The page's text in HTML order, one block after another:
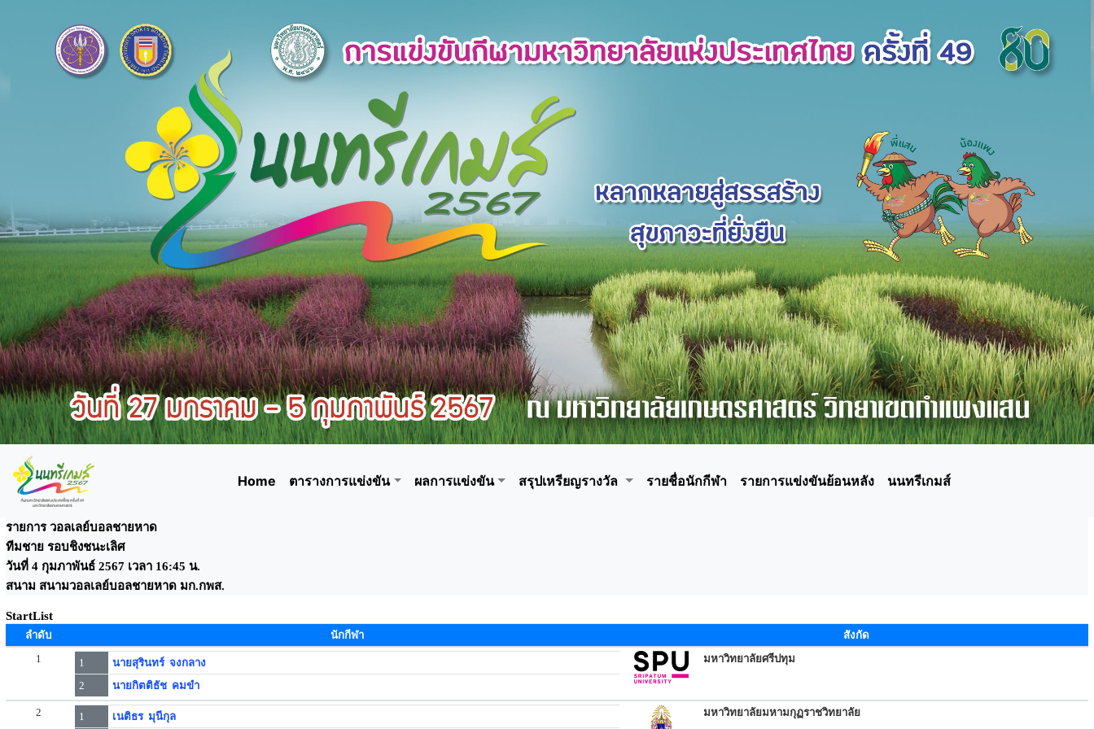
Home ตารางการแข่งขัน ผลการแข่งขัน สรุปเหรียญรางวัล รายชื่อนักกีฬา รายการแข่งขันย้อนหลัง นนทรีเกมส์
รายการ วอลเลย์บอลชายหาด
ทีมชาย รอบชิงชนะเลิศ
วันที่ 4 กุมภาพันธ์ 2567 เวลา 16:45 น.
สนาม สนามวอลเลย์บอลชายหาด มก.กพส.
StartList
ลำดับ นักกีฬา
สังกัด
1
1
นายสุรินทร์ จงกลาง
2
นายกิตติธัช คมขำ
มหาวิทยาลัยศรีปทุม
2 1 เนติธร มุนีกุล มหาวิทยาลัยมหามกุฏราชวิทยาลัย